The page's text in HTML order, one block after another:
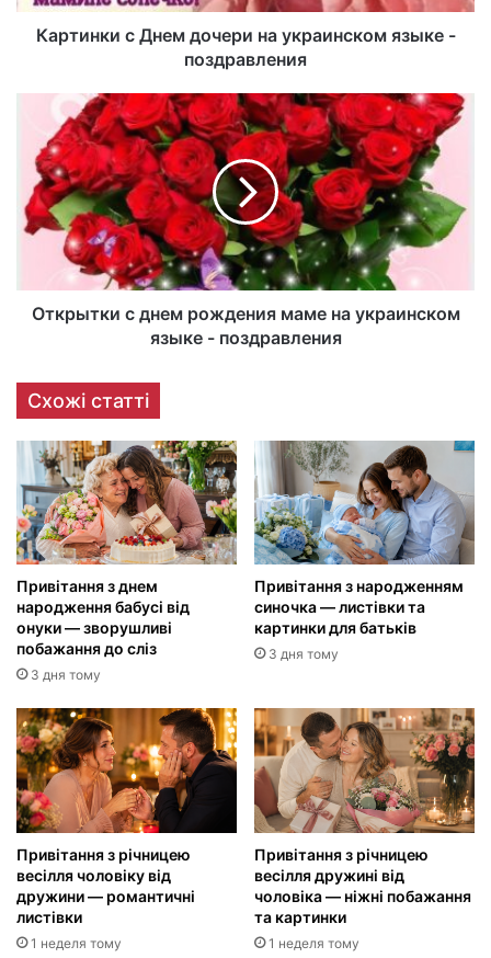
Картинки с Днем дочери на украинском языке -
поздравления
Открытки с днем рождения маме на украинском
языке - поздравления
Схожі статті
Привітання з днем
народження бабусі від
онуки — зворушливі
побажання до сліз
3 дня тому
Привітання з народженням
синочка — листівки та
картинки для батьків
3 дня тому
Привітання з річницею
весілля чоловіку від
дружини — романтичні
листівки
1 неделя тому
Привітання з річницею
весілля дружині від
чоловіка — ніжні побажання
та картинки
1 неделя тому